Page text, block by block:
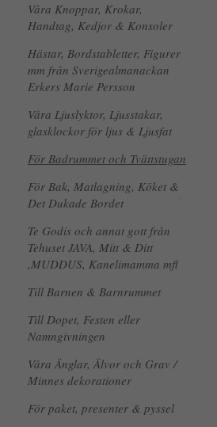
Våra Knoppar, Krokar,
Handtag, Kedjor & Konsoler
Hästar, Bordstabletter, Figurer
mm från Sverigealmanackan
Erkers Marie Persson
Våra Ljuslyktor, Ljusstakar,
glasklockor för ljus & Ljusfat
För Badrummet och Tvättstugan
För Bak, Matlagning, Köket &
Det Dukade Bordet
Te Godis och annat gott från
Tehuset JAVA, Mitt & Ditt
,MUDDUS, Kanelimamma mfl
Till Barnen & Barnrummet
Till Dopet, Festen eller
Namngivningen
Våra Änglar, Älvor och Grav /
Minnes dekorationer
För paket, presenter & pyssel